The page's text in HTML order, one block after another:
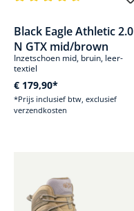
Black Eagle Athletic 2.0
N GTX mid/brown
Inzetschoen mid, bruin, leer-
textiel
€ 179,90*
*Prijs inclusief btw, exclusief
verzendkosten